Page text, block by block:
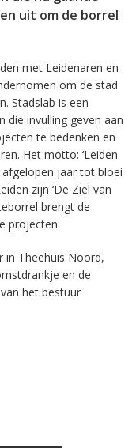
uit om de borrel
met Leidenaren en
om de stad
Stadslab is een
die invulling geven aan
te bedenken en
Het motto: ‘Leiden
afgelopen jaar tot bloei
zijn ‘De Ziel van
brengt de
projecten.
in Theehuis Noord,
en de
het bestuur